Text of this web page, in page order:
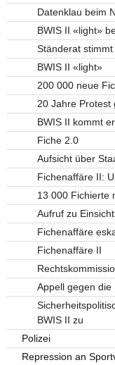
Datenklau beim
BWIS II «light»
Ständerat
BWIS II «light»
200 000 neue
20 Jahre Protest
BWIS II kommt
Fiche 2.0
Aufsicht über
Fichenaffäre II:
13 000 Fichierte
Aufruf zu
Fichenaffäre
Fichenaffäre II
Appell gegen die
BWIS II zu
Polizei
Repression an